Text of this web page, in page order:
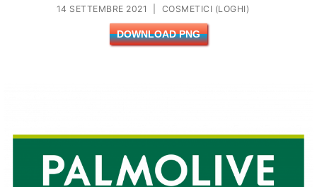
14 SETTEMBRE 2021 COSMETICI (LOGHI)
DOWNLOAD PNG